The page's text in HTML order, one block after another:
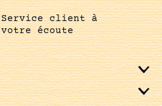
Service client à
votre écoute